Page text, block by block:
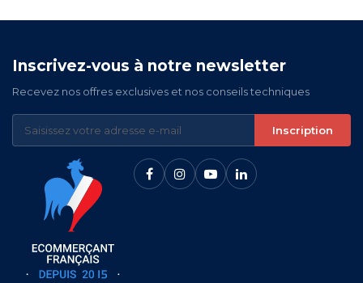
Inscrivez-vous à notre newsletter
Recevez nos offres exclusives et nos conseils techniques
Inscription